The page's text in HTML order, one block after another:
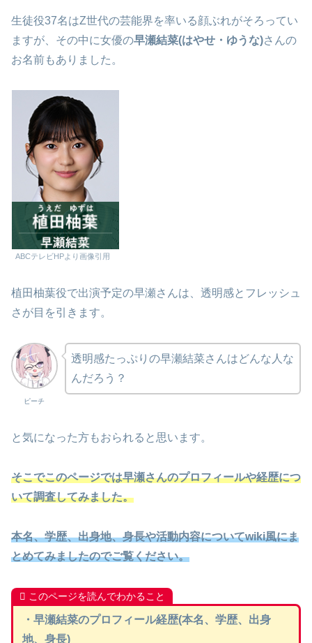
生徒役37名はZ世代の芸能界を率いる顔ぶれがそろってい
ますが、その中に女優の早瀬結菜(はやせ・ゆうな)さんの
お名前もありました。
ABCテレビHPより画像引用
植田柚葉役で出演予定の早瀬さんは、透明感とフレッシュ
さが目を引きます。
ピーチ
透明感たっぷりの早瀬結菜さんはどんな人な
んだろう？
と気になった方もおられると思います。
そこでこのページでは早瀬さんのプロフィールや経歴につ
いて調査してみました。
本名、学歴、出身地、身長や活動内容についてwiki風にま
とめてみましたのでご覧ください。
このページを読んでわかること
・早瀬結菜のプロフィール経歴(本名、学歴、出身
地、身長)